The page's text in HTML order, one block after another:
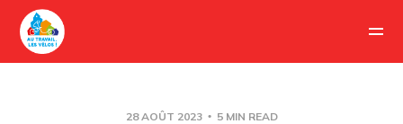
28 AOÛT 2023 5 MIN READ